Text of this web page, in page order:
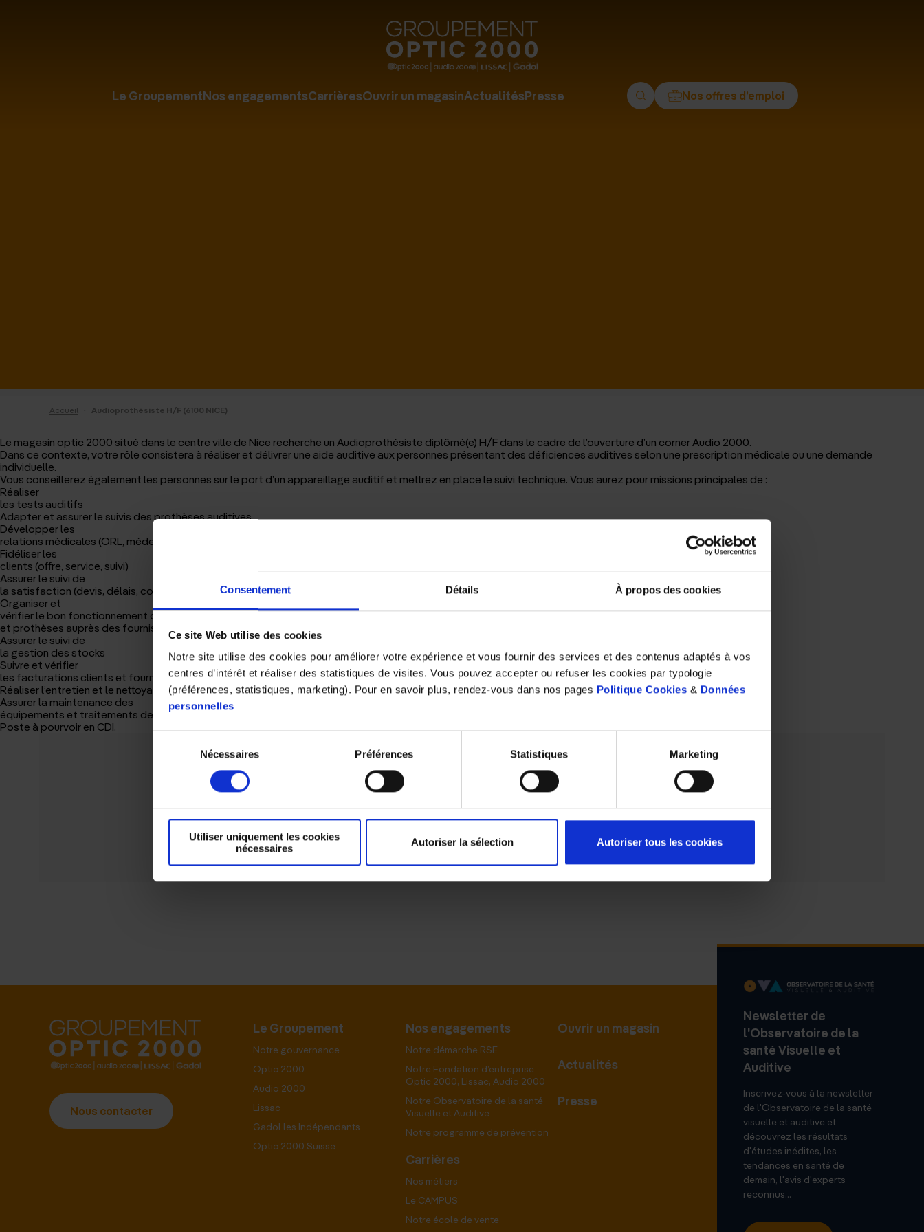
Consentement Détails À propos des cookies
Ce site Web utilise des cookies
Notre site utilise des cookies pour améliorer votre expérience et vous fournir des services et des contenus adaptés à vos
centres d’intérêt et réaliser des statistiques de visites. Vous pouvez accepter ou refuser les cookies par typologie
(préférences, statistiques, marketing). Pour en savoir plus, rendez-vous dans nos pages Politique Cookies & Données
personnelles
consentement
Nécessaires Préférences Statistiques Marketing
Utiliser uniquement les cookies
nécessaires
Autoriser la sélection Autoriser tous les cookies
Groupement
Optic
-
Le GroupementNos engagementsCarrièresOuvrir un magasinActualitésPresse Nos offres d’emploi
Accueil · Audioprothésiste H/F (6100 NICE)
Le magasin optic 2000 situé dans le centre ville de Nice recherche un Audioprothésiste diplômé(e) H/F dans le cadre de l’ouverture d’un corner Audio 2000.
Dans ce contexte, votre rôle consistera à réaliser et délivrer une aide auditive aux personnes présentant des déficiences auditives selon une prescription médicale ou une demande
individuelle.
Vous conseillerez également les personnes sur le port d’un appareillage auditif et mettrez en place le suivi technique. Vous aurez pour missions principales de :
Réaliser
les tests auditifs
Adapter et assurer le suivis des prothèses auditives
Développer les
relations médicales (ORL, médecins généralistes)
Fidéliser les
clients (offre, service, suivi)
Assurer le suivi de
la satisfaction (devis, délais, confort, qualité de service)
Organiser et
vérifier le bon fonctionnement du centre (encaissements, commandes de matériel
et prothèses auprès des fournisseurs
Assurer le suivi de
la gestion des stocks
Suivre et vérifier
les facturations clients et fournisseurs, suivre les remboursements tiers-payant
Réaliser l’entretien et le nettoyage des appareils utilisés
Assurer la maintenance des
équipements et traitements des pannes
Poste à pourvoir en CDI.
Cet article vous a plu ?
Nous contacter
Le Groupement
Notre gouvernance
Optic 2000
Audio 2000
Lissac
Gadol les Indépendants
Optic 2000 Suisse
Nos engagements
Notre démarche RSE
Notre Fondation d’entreprise
Optic 2000, Lissac, Audio 2000
Notre Observatoire de la santé
Visuelle et Auditive
Notre programme de prévention
Carrières
Nos métiers
Le CAMPUS
Notre école de vente
Ouvrir un magasin
Actualités
Presse
Newsletter de
l'Observatoire de la
santé Visuelle et
Auditive
Inscrivez-vous à la newsletter
de l'Observatoire de la santé
visuelle et auditive et
découvrez les résultats
d'études inédites, les
tendances en santé de
demain, l'avis d'experts
reconnus...